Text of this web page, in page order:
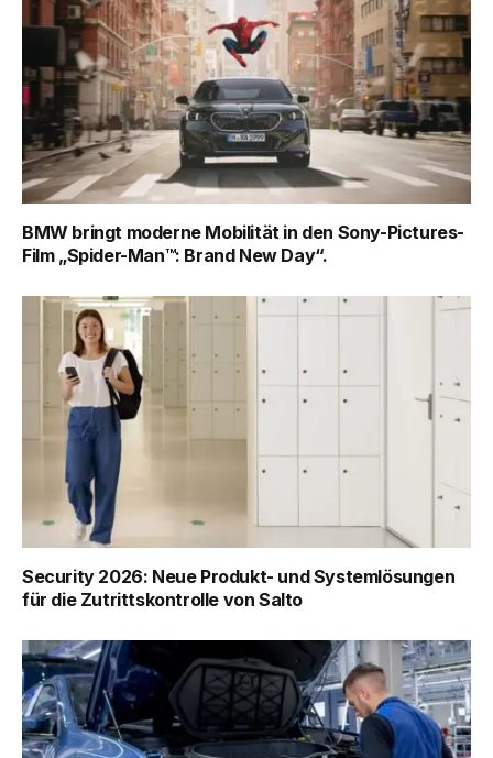
BMW bringt moderne Mobilität in den Sony-Pictures-
Film „Spider-Man™: Brand New Day“.
Security 2026: Neue Produkt- und Systemlösungen
für die Zutrittskontrolle von Salto